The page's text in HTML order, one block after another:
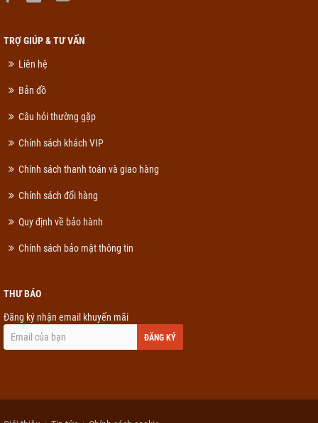
TRỢ GIÚP & TƯ VẤN
Liên hệ
Bản đồ
Câu hỏi thường gặp
Chính sách khách VIP
Chính sách thanh toán và giao hàng
Chính sách đổi hàng
Quy định về bảo hành
Chính sách bảo mật thông tin
THƯ BÁO
Đăng ký nhận email khuyến mãi
ĐĂNG KÝ